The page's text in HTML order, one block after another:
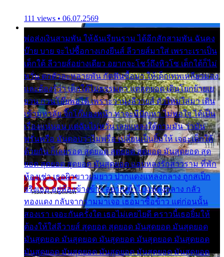
111 views • 06.07.2569
พ่อส่งเงินสามพัน ให้ฉันเรียนราม ได้อีกสักสามพัน ฉันคง
บ๊าย บาย จะไปซื้อกางเกงยีนส์ ลีวายส์มาใส่ เพราะเราเป็น
เด็กใต้ ลีวายส์อย่างเดียว อยากจะโชว์ถึงหิวโซ เด็กใต้ก็ไม่
หวั่น ตกตัวละหลายพัน กัดฟันซื้อมา ให้เด็กเทพเหลียวมอง
และต้องรู้ว่า เด็กใต้ไม่ธรรมดา แต่สุดยอด เดินโยกย้ายเย
ยวน กวนโอ๊ยพอได้ เพราะว่านุ่งลีวายส์ ตัวใหม่ใส่มา เดิน
เข้ามหาลัย จิ๊กโก๊มองหน้า ท่าจะมีปัญหา ไม่พอใจ ได้เป็น
เรื่องแน่นอน แต่ฉันไม่หวั่น เลยแหลงใต้ถามมัน ว่ามัน
พรั่นพรือ มันตอบว่าไม่พรื่อ เปลี่ยนเป็นยิ้มให้ เจอะเด็กใต้
ด้วยกัน ก็เลยรอด สุดยอด สุดยอด สุดยอด มันสุดยอด สุด
ยอด สุดยอด สุดยอด มันสุดยอด แอบหลงรักสาวราม ที่พัก
ห้องเช่า เธอผิวขาวผมยาว ปากแดงแหลงกลาง ถูกสเป็ก
จริงเธอ อยู่ห้องข้างข้าง อยากเข้าไปแหลงกลาง กลัว
ทองแดง กลับจากรามมาเจอ เธอมาซื้อข้าว แต่ก่อนนั้น
สองเรา เจอะกันครั้งใด เธอไม่เคยไยดี คราวนี้เธอยิ้มให้
ต้องให้ใส่ลีวายส์ สุดยอด สุดยอด มันสุดยอด มันสุดยอด
มันสุดยอด มันสุดยอด มันสุดยอด มันสุดยอด มันสุดยอด
มันสุดยอด มันสุดยอด มันสุดยอด มันสุดยอด มันสุดยอด